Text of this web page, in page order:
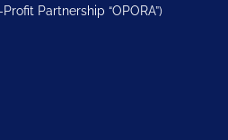
Partnership “OPORA”)